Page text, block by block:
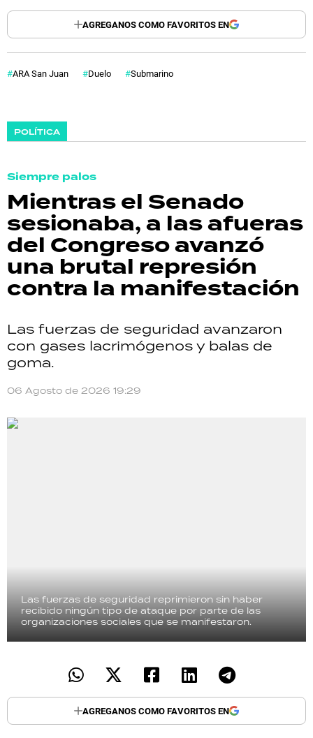
AGREGANOS COMO FAVORITOS EN
ARA San Juan Duelo Submarino
POLÍTICA
Siempre palos
Mientras el Senado
sesionaba, a las afueras
del Congreso avanzó
una brutal represión
contra la manifestación
Las fuerzas de seguridad avanzaron
con gases lacrimógenos y balas de
goma.
06 Agosto de 2026 19:29
Las fuerzas de seguridad reprimieron sin haber
recibido ningún tipo de ataque por parte de las
organizaciones sociales que se manifestaron.
AGREGANOS COMO FAVORITOS EN